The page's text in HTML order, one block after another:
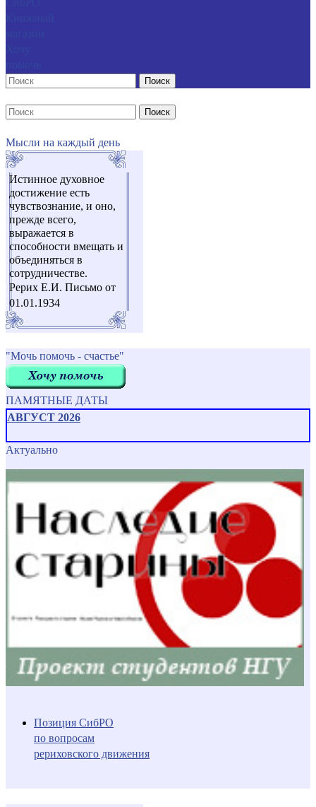
Поиск
Поиск
Мысли на каждый день
Истинное духовное
достижение есть
чувствознание, и оно,
прежде всего,
выражается в
способности вмещать и
объединяться в
сотрудничестве.
Рерих Е.И. Письмо от
01.01.1934
"Мочь помочь - счастье"
ПАМЯТНЫЕ ДАТЫ
АВГУСТ 2026
Актуально
Позиция СибРО
по вопросам
рериховского движения